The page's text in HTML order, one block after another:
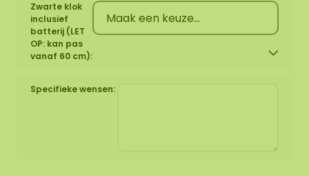
Zwarte klok
inclusief
batterij (LET
OP: kan pas
vanaf 60 cm):
Specifieke wensen: